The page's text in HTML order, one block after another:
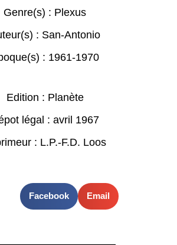
Genre(s) : Plexus
: San-Antonio
: 1961-1970
Edition : Planète
légal : avril 1967
: L.P.-F.D. Loos
Facebook Email